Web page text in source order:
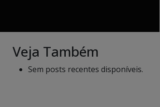
Veja Também
Sem posts recentes disponíveis.